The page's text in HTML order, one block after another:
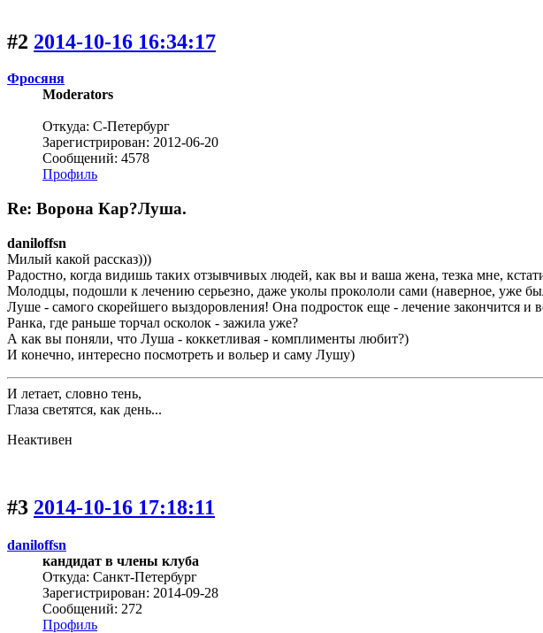
#2 2014-10-16 16:34:17
Фросяня
Moderators
Откуда: С-Петербург
Зарегистрирован: 2012-06-20
Сообщений: 4578
Профиль
Re: Ворона Кар?Луша.
daniloffsn
Милый какой рассказ)))
Радостно, когда видишь таких отзывчивых людей, как вы и ваша жена, тезка мне,
Молодцы, подошли к лечению серьезно, даже уколы прокололи сами (наверное, уже
Луше - самого скорейшего выздоровления! Она подросток еще - лечение закончится и
Ранка, где раньше торчал осколок - зажила уже?
А как вы поняли, что Луша - коккетливая - комплименты любит?)
И конечно, интересно посмотреть и вольер и саму Лушу)
И летает, словно тень,
Глаза светятся, как день...
Неактивен
#3 2014-10-16 17:18:11
daniloffsn
кандидат в члены клуба
Откуда: Санкт-Петербург
Зарегистрирован: 2014-09-28
Сообщений: 272
Профиль